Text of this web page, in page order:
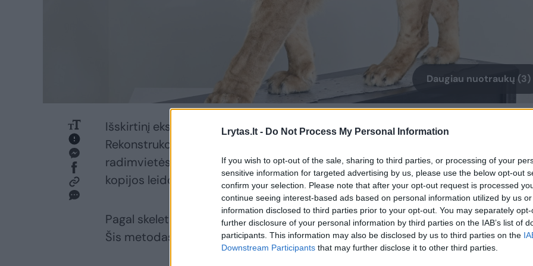
Lrytas.lt - Do Not Process My Personal Information
If you wish to opt-out of the sale, sharing to third parties, or processing of your
sensitive information for targeted advertising by us, please use the below opt-out
confirm your selection. Please note that after your opt-out request is processed
continue seeing interest-based ads based on personal information utilized by us
information disclosed to third parties prior to your opt-out. You may separately
further disclosure of your personal information by third parties on the IAB’s list of
participants. This information may also be disclosed by us to third parties on the
Downstream Participants that may further disclose it to other third parties.
Daugiau nuotraukų (3)
Išskirtinį eksponatą sukūrė taksidermistas Kęstutis Bybartas.
Rekonstrukcijai buvo naudojamos tikrų kaulų kopijos iš Rancho La Brea
radimvietės, esančios JAV. Skeleto nuotrauka ir priekinės kojos kaulų
kopijos leido apskaičiuoti skeleto matmenis.
Pagal skeleto nuotrauką ir kojos kaulų kopiją buvo nulipintas modelis.
Šis metodas leidžia maksimaliai tiksliai atkurti gyvūno proporcijas.